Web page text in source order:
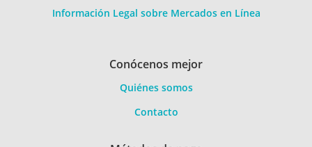
Información Legal sobre Mercados en Línea
Conócenos mejor
Quiénes somos
Contacto